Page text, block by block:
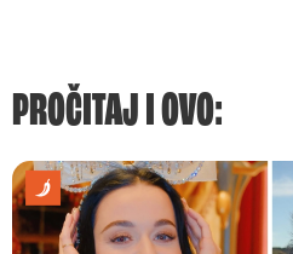
PROČITAJ I OVO: